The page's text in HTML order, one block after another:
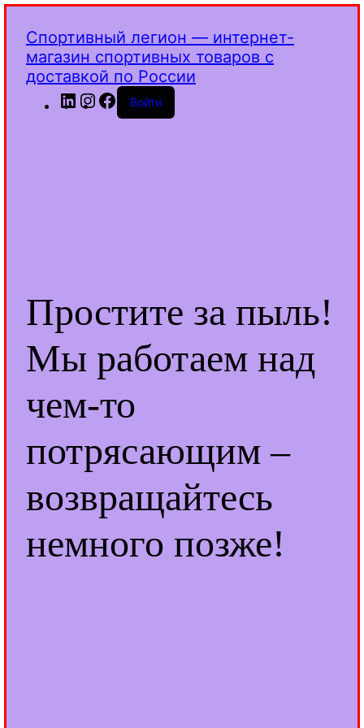
Спортивный легион — интернет-
магазин спортивных товаров с
доставкой по России
LinkedInInstagram
Facebook
Войти
Простите за пыль!
Мы работаем над
чем-то
потрясающим –
возвращайтесь
немного позже!